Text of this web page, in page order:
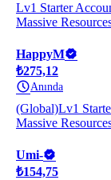
Lv1 Starter
Massive
HappyM
₺275,12
Anında
(Global)Lv1
Massive
Umi-
₺154,75